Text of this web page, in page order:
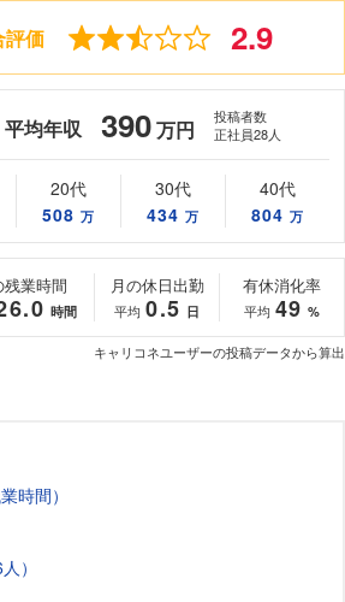
評価 2.9
平均年収 390万円
投稿者数
正社員28人
20代
508 万
30代
434 万
40代
804 万
残業時間
時間
月の休日出勤
平均 0.5 日
有休消化率
平均 49 %
キャリコネユーザーの投稿データから算出
時間）
）